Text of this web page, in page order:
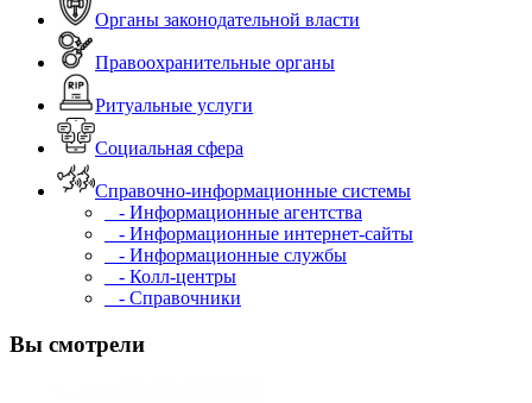
Органы законодательной власти
Правоохранительные органы
Ритуальные услуги
Социальная сфера
Справочно-информационные системы
- Информационные агентства
- Информационные интернет-сайты
- Информационные службы
- Колл-центры
- Справочники
Вы смотрели